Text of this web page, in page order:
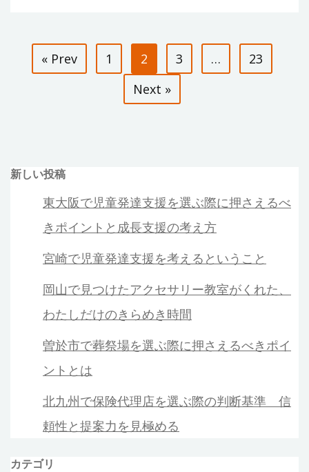
族
巡
り
す
す
ー
« Prev 1 2 3 …
23
Next »
新しい投稿
東大阪で児童発達支援を選ぶ際に押さえるべ
きポイントと成長支援の考え方
宮崎で児童発達支援を考えるということ
岡山で見つけたアクセサリー教室がくれた、
わたしだけのきらめき時間
曽於市で葬祭場を選ぶ際に押さえるべきポイ
ントとは
北九州で保険代理店を選ぶ際の判断基準 信
頼性と提案力を見極める
カテゴリ